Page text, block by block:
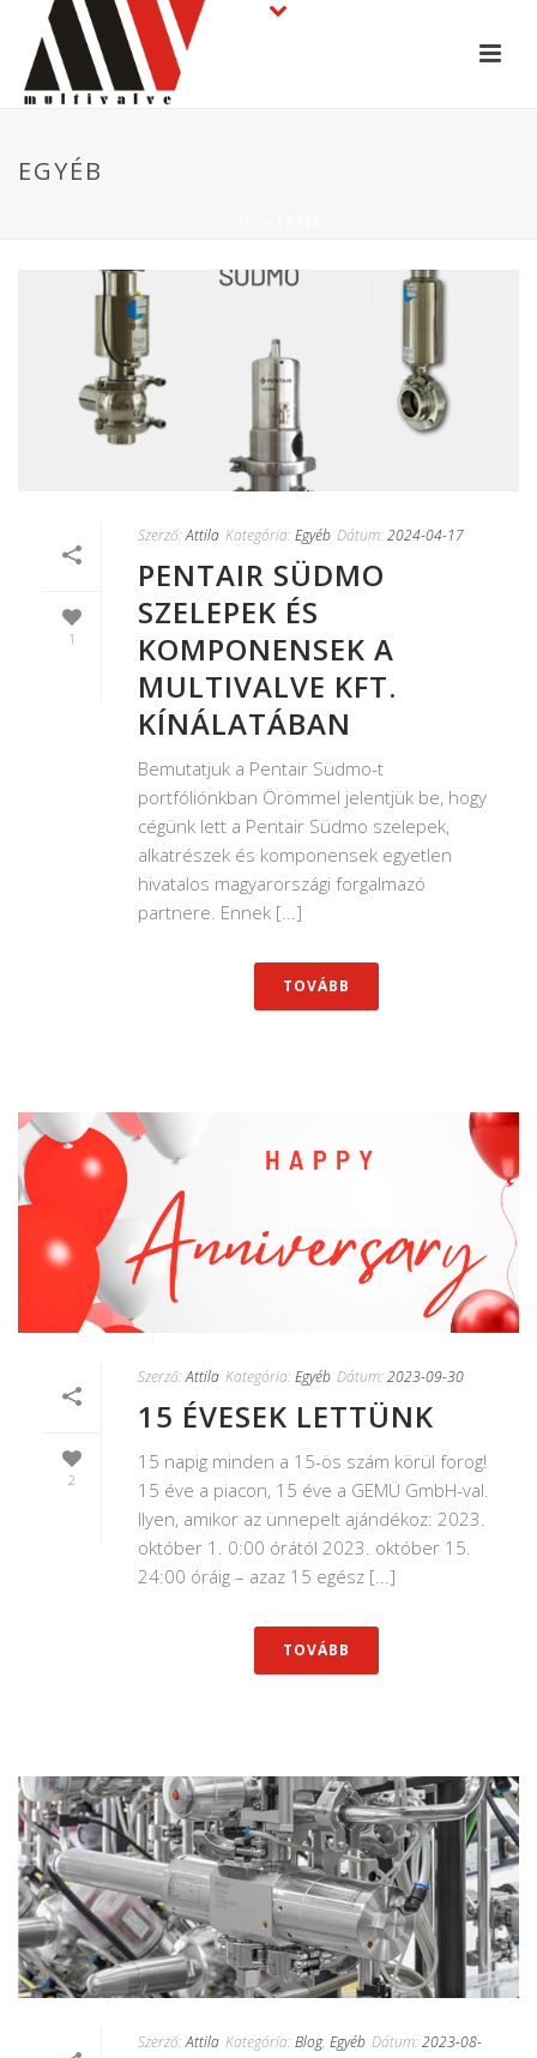
EGYÉB
1
Szerző:Attila Kategória:Egyéb Dátum:2024-04-17
PENTAIR SÜDMO
SZELEPEK ÉS
KOMPONENSEK A
MULTIVALVE KFT.
KÍNÁLATÁBAN
Bemutatjuk a Pentair Südmo-t
portfóliónkban Örömmel jelentjük be, hogy
cégünk lett a Pentair Südmo szelepek,
alkatrészek és komponensek egyetlen
hivatalos magyarországi forgalmazó
partnere. Ennek [...]
TOVÁBB
2
Szerző:Attila Kategória:Egyéb Dátum:2023-09-30
15 ÉVESEK LETTÜNK
15 napig minden a 15-ös szám körül forog!
15 éve a piacon, 15 éve a GEMÜ GmbH-val.
Ilyen, amikor az ünnepelt ajándékoz: 2023.
október 1. 0:00 órától 2023. október 15.
24:00 óráig – azaz 15 egész [...]
TOVÁBB
Szerző:Attila Kategória:Blog, Egyéb Dátum:2023-08-